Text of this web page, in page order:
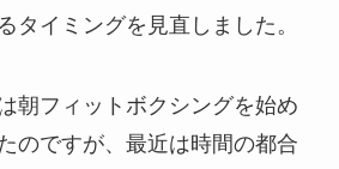
タイミングを見直しました。
朝フィットボクシングを始め
のですが、最近は時間の都合